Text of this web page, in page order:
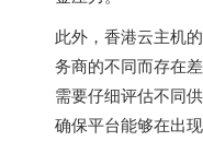
此外，香港云主机
务商的不同而存在
需要仔细评估不同
确保平台能够在出